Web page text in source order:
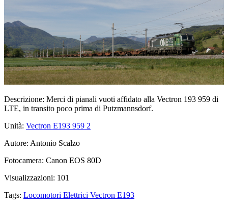
Descrizione: Merci di pianali vuoti affidato alla Vectron 193 959 di
LTE, in transito poco prima di Putzmannsdorf.
Unità: Vectron E193 959 2
Autore: Antonio Scalzo
Fotocamera: Canon EOS 80D
Visualizzazioni: 101
Tags: Locomotori Elettrici Vectron E193